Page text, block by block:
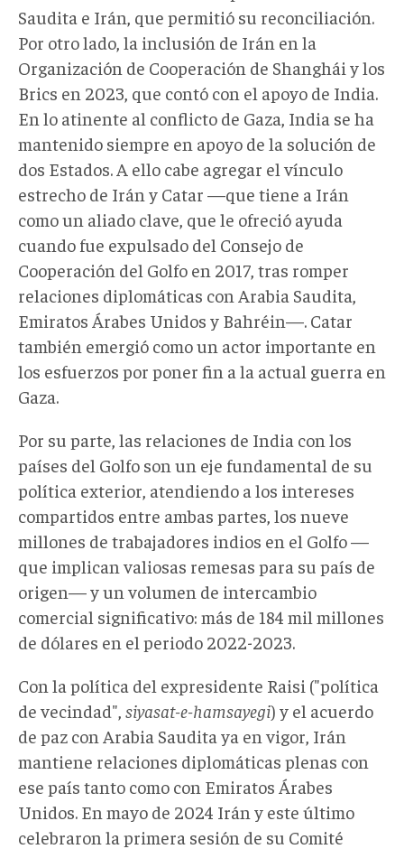
Saudita e Irán, que permitió su reconciliación.
Por otro lado, la inclusión de Irán en la
Organización de Cooperación de Shanghái y los
Brics en 2023, que contó con el apoyo de India.
En lo atinente al conflicto de Gaza, India se ha
mantenido siempre en apoyo de la solución de
dos Estados. A ello cabe agregar el vínculo
estrecho de Irán y Catar —que tiene a Irán
como un aliado clave, que le ofreció ayuda
cuando fue expulsado del Consejo de
Cooperación del Golfo en 2017, tras romper
relaciones diplomáticas con Arabia Saudita,
Emiratos Árabes Unidos y Bahréin—. Catar
también emergió como un actor importante en
los esfuerzos por poner fin a la actual guerra en
Gaza.
Por su parte, las relaciones de India con los
países del Golfo son un eje fundamental de su
política exterior, atendiendo a los intereses
compartidos entre ambas partes, los nueve
millones de trabajadores indios en el Golfo —
que implican valiosas remesas para su país de
origen— y un volumen de intercambio
comercial significativo: más de 184 mil millones
de dólares en el periodo 2022-2023.
Con la política del expresidente Raisi ("política
de vecindad", siyasat-e-hamsayegi) y el acuerdo
de paz con Arabia Saudita ya en vigor, Irán
mantiene relaciones diplomáticas plenas con
ese país tanto como con Emiratos Árabes
Unidos. En mayo de 2024 Irán y este último
celebraron la primera sesión de su Comité